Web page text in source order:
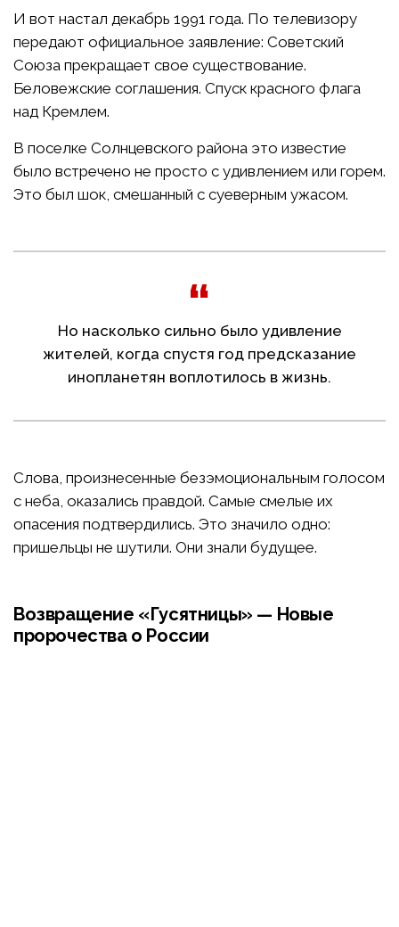
И вот настал декабрь 1991 года. По телевизору
передают официальное заявление: Советский
Союза прекращает свое существование.
Беловежские соглашения. Спуск красного флага
над Кремлем.
В поселке Солнцевского района это известие
было встречено не просто с удивлением или горем.
Это был шок, смешанный с суеверным ужасом.
Но насколько сильно было удивление
жителей, когда спустя год предсказание
инопланетян воплотилось в жизнь.
Слова, произнесенные безэмоциональным голосом
с неба, оказались правдой. Самые смелые их
опасения подтвердились. Это значило одно:
пришельцы не шутили. Они знали будущее.
Возвращение «Гусятницы» — Новые
пророчества о России